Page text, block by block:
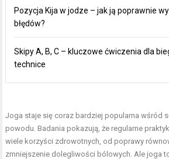
Pozycja Kija w jodze – jak ją poprawnie
błędów?
Skipy A, B, C – kluczowe ćwiczenia dla
technice
Joga staje się coraz bardziej popularna wśród
powodu. Badania pokazują, że regularne
wiele korzyści zdrowotnych, od poprawy
zmniejszenie dolegliwości bólowych. Ale joga